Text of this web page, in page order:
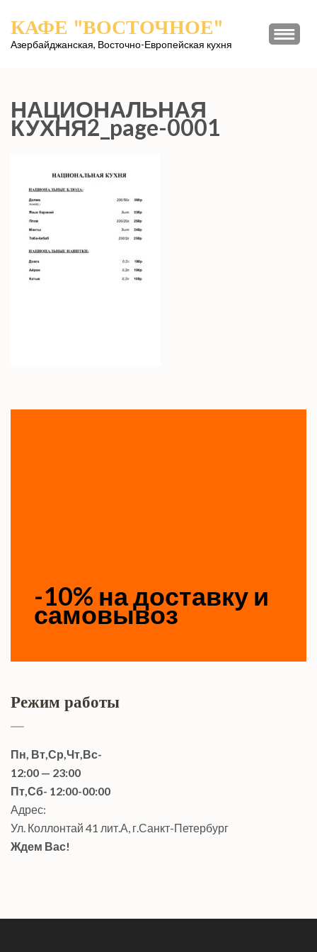
содержимому
КАФЕ "ВОСТОЧНОЕ"
Азербайджанская, Восточно-Европейская кухня
НАЦИОНАЛЬНАЯ
КУХНЯ2_page-0001
-10% на доставку и
самовывоз
Режим работы
Пн, Вт,Ср,Чт,Вс-
12:00 — 23:00
Пт,Сб- 12:00-00:00
Адрес:
Ул. Коллонтай 41 лит.А, г.Санкт-Петербург
Ждем Вас!